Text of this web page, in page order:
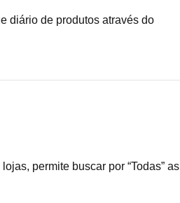
diário de produtos através do
permite buscar por “Todas” as